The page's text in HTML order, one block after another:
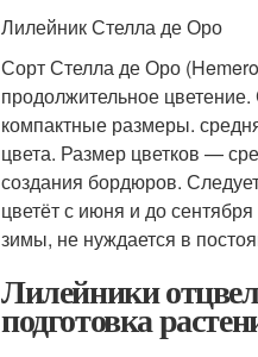
Лилейник Стелла де Оро
Сорт Стелла де Оро
продолжительное
компактные размеры.
цвета. Размер цветков —
создания бордюров.
цветёт с июня и до
зимы, не нуждается в
Лилейники
подготовка